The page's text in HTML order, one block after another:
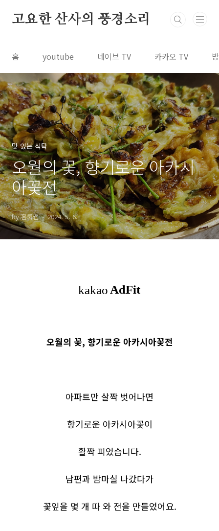
고요한 산사의 풍경소리
홈 youtube 네이브 TV 카카오 TV
맛 있는 식탁
오월의 꽃, 향기로운 아카시
아꽃전
by 홈쿡쌤 2024. 5. 6.
오월의 꽃, 향기로운 아카시아꽃전
아파트만 살짝 벗어나면
향기로운 아카시아꽃이
활짝 피었습니다.
남편과 밤마실 나갔다가
꽃잎을 몇 개 따 와 전을 만들었어요.